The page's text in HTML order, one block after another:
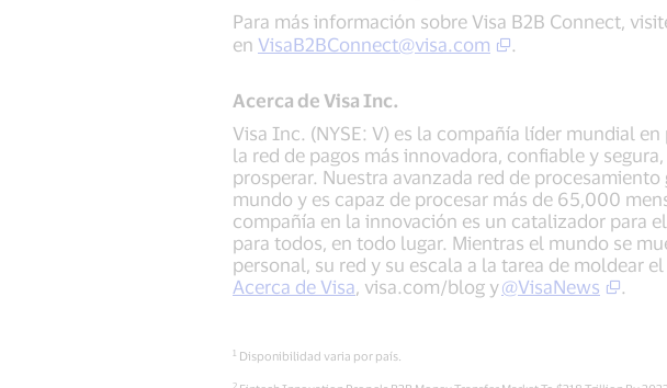
Para más información sobre Visa B2B Connect,
en VisaB2BConnect@visa.com
Acerca de Visa Inc.
Visa Inc. (NYSE: V) es la compañía líder mundial
la red de pagos más innovadora, confiable y
prosperar. Nuestra avanzada red de
mundo y es capaz de procesar más de 65,000
compañía en la innovación es un catalizador para
para todos, en todo lugar. Mientras el mundo se
personal, su red y su escala a la tarea de moldear
Acerca de Visa , visa.com/blog y@VisaNews
1 Disponibilidad varia por país.
2